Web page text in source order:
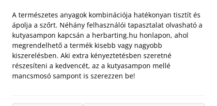
A természetes anyagok kombinációja hatékonyan tisztít és
ápolja a szőrt. Néhány felhasználói tapasztalat olvasható a
kutyasampon kapcsán a herbarting.hu honlapon, ahol
megrendelhető a termék kisebb vagy nagyobb
kiszerelésben. Aki extra kényeztetésben szeretné
részesíteni a kedvencét, az a kutyasampon mellé
mancsmosó sampont is szerezzen be!